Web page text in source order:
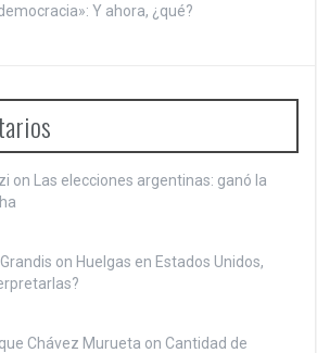
Y ahora, ¿qué?
on
Las elecciones argentinas: ganó la
on Huelgas en Estados Unidos,
Chávez Murueta on Cantidad de